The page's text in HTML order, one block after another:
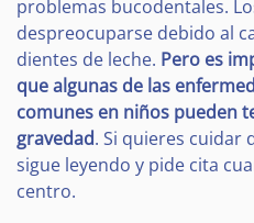
problemas bucodentales.
despreocuparse debido al
dientes de leche. Pero es
que algunas de las
comunes en niños pueden
gravedad. Si quieres cuidar
sigue leyendo y pide cita
centro.